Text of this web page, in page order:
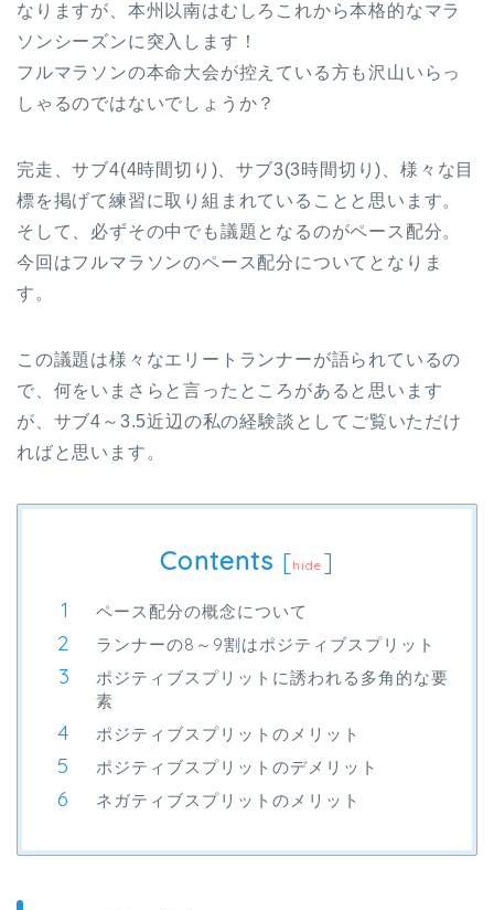
なりますが、本州以南はむしろこれから本格的なマラ
ソンシーズンに突入します！
フルマラソンの本命大会が控えている方も沢山いらっ
しゃるのではないでしょうか？
完走、サブ4(4時間切り)、サブ3(3時間切り)、様々な目
標を掲げて練習に取り組まれていることと思います。
そして、必ずその中でも議題となるのがペース配分。
今回はフルマラソンのペース配分についてとなりま
す。
この議題は様々なエリートランナーが語られているの
で、何をいまさらと言ったところがあると思います
が、サブ4～3.5近辺の私の経験談としてご覧いただけ
ればと思います。
Contents [hide ]
ペース配分の概念について
ランナーの8～9割はポジティブスプリット
ポジティブスプリットに誘われる多角的な要
素
ポジティブスプリットのメリット
ポジティブスプリットのデメリット
ネガティブスプリットのメリット